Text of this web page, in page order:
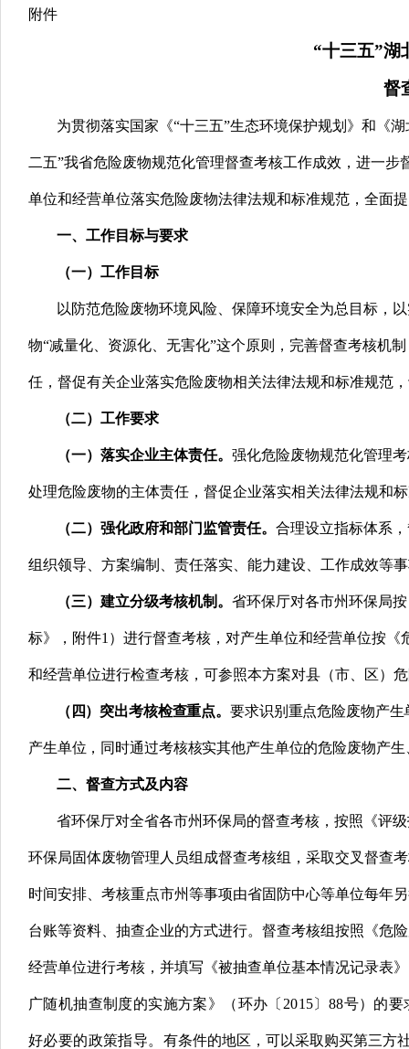
附件
“十三五”湖
督
为贯彻落实国家《“十三五”生态环境保护规划》和《
二五”我省危险废物规范化管理督查考核工作成效，进一
单位和经营单位落实危险废物法律法规和标准规范，全面
一、工作目标与要求
（一）工作目标
以防范危险废物环境风险、保障环境安全为总目标，
物“减量化、资源化、无害化”这个原则，完善督查考核机
任，督促有关企业落实危险废物相关法律法规和标准规范
（二）工作要求
（一）落实企业主体责任。强化危险废物规范化管理
处理危险废物的主体责任，督促企业落实相关法律法规和
（二）强化政府和部门监管责任。合理设立指标体系
组织领导、方案编制、责任落实、能力建设、工作成效等
（三）建立分级考核机制。省环保厅对各市州环保局
标》，附件1）进行督查考核，对产生单位和经营单位按
和经营单位进行检查考核，可参照本方案对县（市、区）
（四）突出考核检查重点。要求识别重点危险废物产
产生单位，同时通过考核核实其他产生单位的危险废物产
二、督查方式及内容
省环保厅对全省各市州环保局的督查考核，按照《评
环保局固体废物管理人员组成督查考核组，采取交叉督查
时间安排、考核重点市州等事项由省固防中心等单位每年
台账等资料、抽查企业的方式进行。督查考核组按照《危
经营单位进行考核，并填写《被抽查单位基本情况记录表
广随机抽查制度的实施方案》（环办〔2015〕88号）的
好必要的政策指导。 有条件的地区，可以采取购买第三方